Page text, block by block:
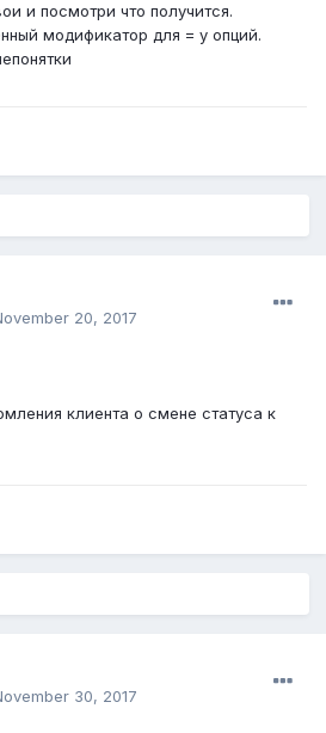
и посмотри что получится.
модификатор для = у опций.
20, 2017
клиента о смене статуса к
30, 2017